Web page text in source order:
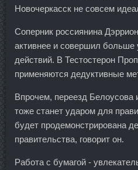
Новочеркасск не совсем
Соперник россиянина
активнее и совершил больше
действий. В Тестостерон
применяются дедуктивные
Впрочем, переезд Белоусова
тоже станет ударом для
будет продемонстрирована
правительства, говорит он.
Работа с бумагой -